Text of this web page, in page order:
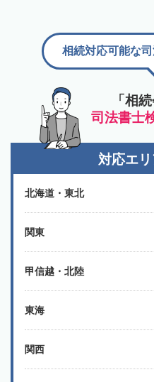
「相
司法書士
相続対応可能な
対応エ
北海道・東北
関東
甲信越・北陸
東海
関西